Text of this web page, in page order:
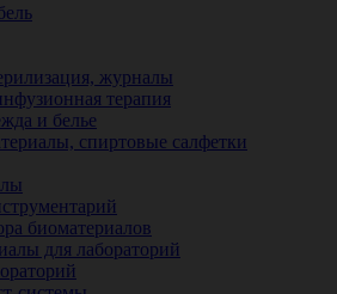
журналы
терапия
и белье
спиртовые салфетки
биоматериалов
для лабораторий